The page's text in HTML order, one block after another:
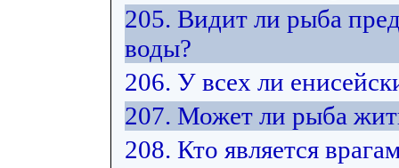
205. Видит ли рыба
воды?
206. У всех ли
207. Может ли рыба
208. Кто является